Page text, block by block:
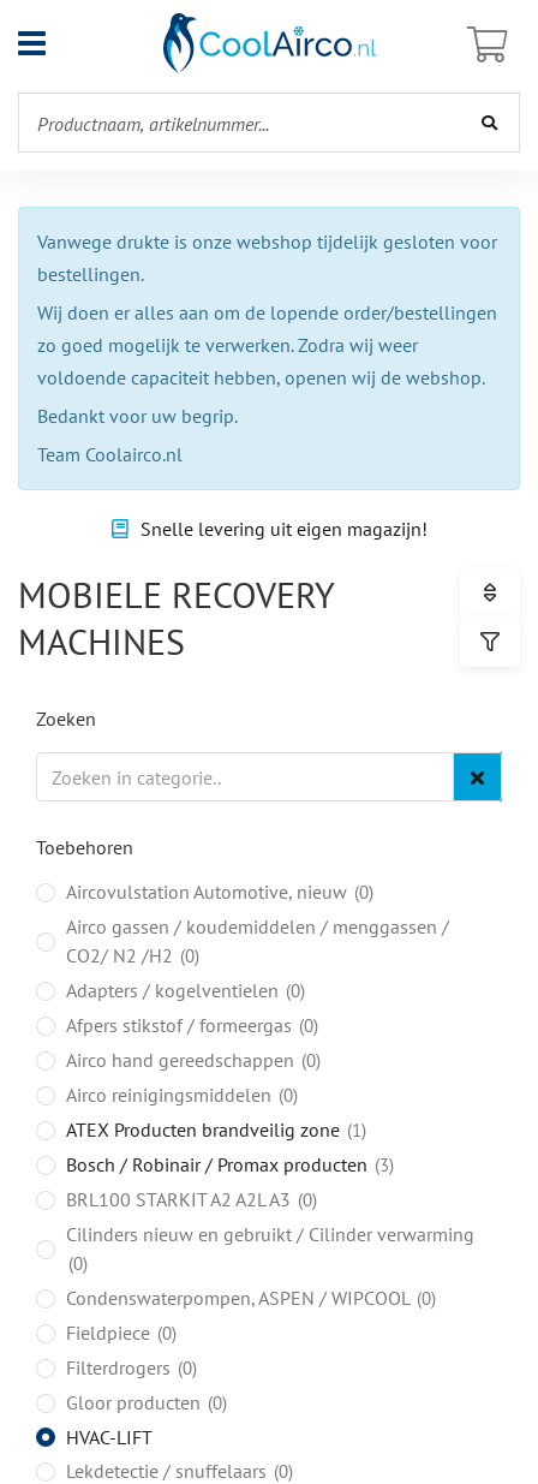
Open
menu
Vanwege drukte is onze webshop tijdelijk gesloten voor
bestellingen.
Wij doen er alles aan om de lopende order/bestellingen
zo goed mogelijk te verwerken. Zodra wij weer
voldoende capaciteit hebben, openen wij de webshop.
Bedankt voor uw begrip.
Team Coolairco.nl
Snelle levering uit eigen magazijn!
MOBIELE RECOVERY
MACHINES
Zoeken
Toebehoren
Aircovulstation Automotive, nieuw 0
Airco gassen / koudemiddelen / menggassen /
CO2/ N2 /H2 0
Adapters / kogelventielen 0
Afpers stikstof / formeergas 0
Airco hand gereedschappen 0
Airco reinigingsmiddelen 0
ATEX Producten brandveilig zone 1
Bosch / Robinair / Promax producten 3
BRL100 STARKIT A2 A2L A3 0
Cilinders nieuw en gebruikt / Cilinder verwarming
0
Condenswaterpompen, ASPEN / WIPCOOL 0
Fieldpiece 0
Filterdrogers 0
Gloor producten 0
HVAC-LIFT
Lekdetectie / snuffelaars 0